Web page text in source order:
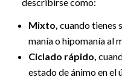
Mixto, cuando tienes
manía o hipomanía al
Ciclado rápido,
estado de ánimo en el